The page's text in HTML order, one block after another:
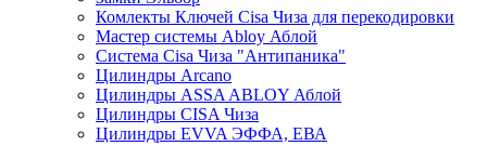
Комлекты Ключей Cisa Чиза для перекодировки
Мастер системы Abloy Аблой
Система Cisa Чиза "Антипаника"
Цилиндры Arcano
Цилиндры ASSA ABLOY Аблой
Цилиндры CISA Чиза
Цилиндры EVVA ЭФФА, ЕВА